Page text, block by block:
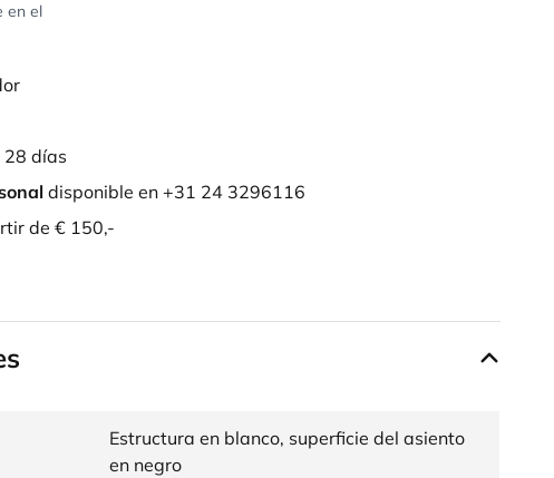
en el
28 días
disponible en +31 24 3296116
de € 150,-
Estructura en blanco, superficie del asiento
en negro